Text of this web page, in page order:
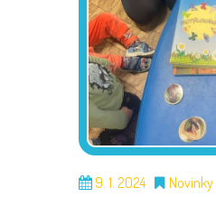
9. 1. 2024 Novinky